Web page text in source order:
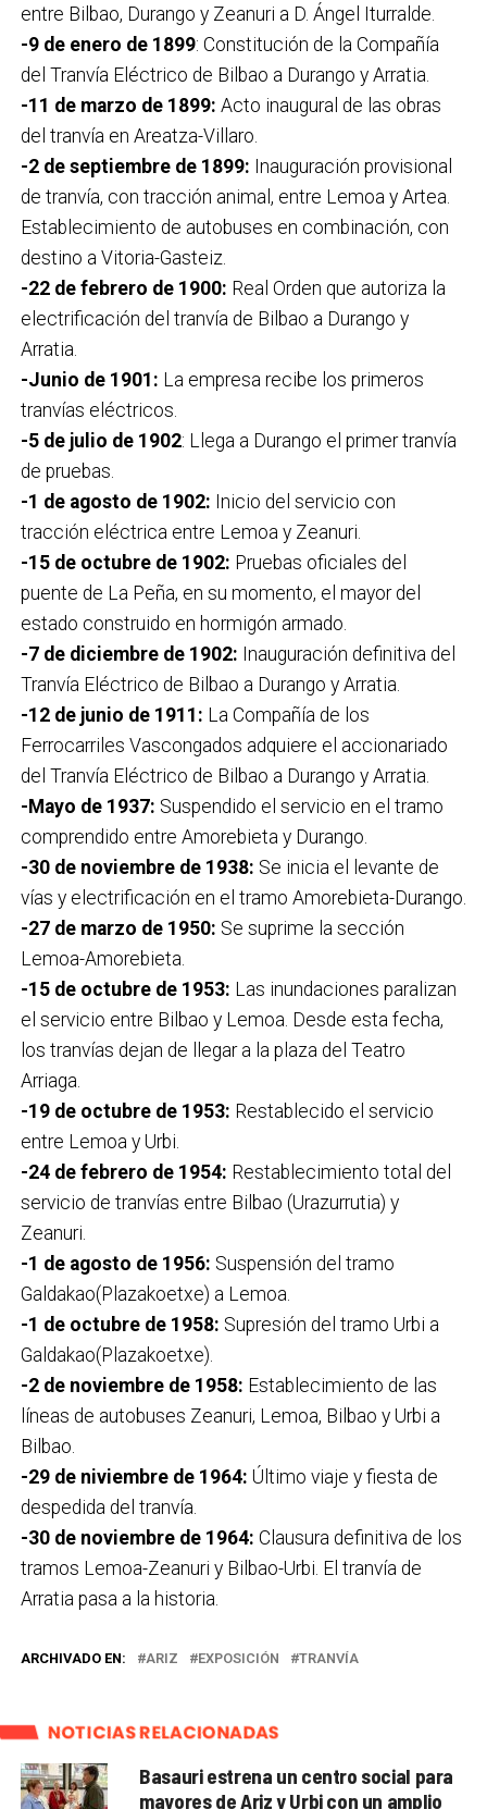
entre Bilbao, Durango y Zeanuri a D. Ángel Iturralde.
-9 de enero de 1899: Constitución de la Compañía
del Tranvía Eléctrico de Bilbao a Durango y Arratia.
-11 de marzo de 1899: Acto inaugural de las obras
del tranvía en Areatza-Villaro.
-2 de septiembre de 1899: Inauguración provisional
de tranvía, con tracción animal, entre Lemoa y Artea.
Establecimiento de autobuses en combinación, con
destino a Vitoria-Gasteiz.
-22 de febrero de 1900: Real Orden que autoriza la
electrificación del tranvía de Bilbao a Durango y
Arratia.
-Junio de 1901: La empresa recibe los primeros
tranvías eléctricos.
-5 de julio de 1902: Llega a Durango el primer tranvía
de pruebas.
-1 de agosto de 1902: Inicio del servicio con
tracción eléctrica entre Lemoa y Zeanuri.
-15 de octubre de 1902: Pruebas oficiales del
puente de La Peña, en su momento, el mayor del
estado construido en hormigón armado.
-7 de diciembre de 1902: Inauguración definitiva del
Tranvía Eléctrico de Bilbao a Durango y Arratia.
-12 de junio de 1911: La Compañía de los
Ferrocarriles Vascongados adquiere el accionariado
del Tranvía Eléctrico de Bilbao a Durango y Arratia.
-Mayo de 1937: Suspendido el servicio en el tramo
comprendido entre Amorebieta y Durango.
-30 de noviembre de 1938: Se inicia el levante de
vías y electrificación en el tramo Amorebieta-Durango.
-27 de marzo de 1950: Se suprime la sección
Lemoa-Amorebieta.
-15 de octubre de 1953: Las inundaciones paralizan
el servicio entre Bilbao y Lemoa. Desde esta fecha,
los tranvías dejan de llegar a la plaza del Teatro
Arriaga.
-19 de octubre de 1953: Restablecido el servicio
entre Lemoa y Urbi.
-24 de febrero de 1954: Restablecimiento total del
servicio de tranvías entre Bilbao (Urazurrutia) y
Zeanuri.
-1 de agosto de 1956: Suspensión del tramo
Galdakao(Plazakoetxe) a Lemoa.
-1 de octubre de 1958: Supresión del tramo Urbi a
Galdakao(Plazakoetxe).
-2 de noviembre de 1958: Establecimiento de las
líneas de autobuses Zeanuri, Lemoa, Bilbao y Urbi a
Bilbao.
-29 de niviembre de 1964: Último viaje y fiesta de
despedida del tranvía.
-30 de noviembre de 1964: Clausura definitiva de los
tramos Lemoa-Zeanuri y Bilbao-Urbi. El tranvía de
Arratia pasa a la historia.
ARCHIVADO EN: ARIZ EXPOSICIÓN TRANVÍA
NOTICIAS RELACIONADAS
Basauri estrena un centro social para
mayores de Ariz y Urbi con un amplio